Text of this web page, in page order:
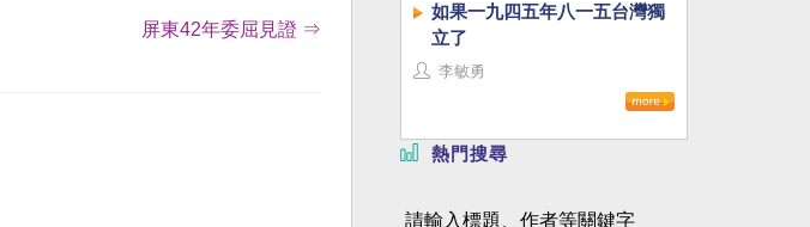
屏東42年委屈見證 ⇒
如果一九四五年八一五台灣獨
立了
李敏勇
熱門搜尋
請輸入標題、作者等關鍵字